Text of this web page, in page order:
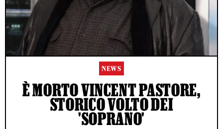
NEWS
È MORTO VINCENT PASTORE,
STORICO VOLTO DEI
'SOPRANO'